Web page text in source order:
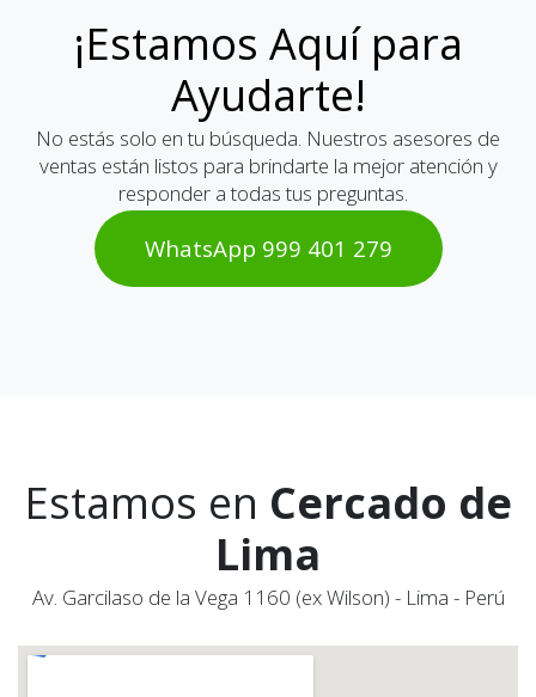
¡Estamos Aquí para
Ayudarte!
No estás solo en tu búsqueda. Nuestros asesores de
ventas están listos para brindarte la mejor atención y
responder a todas tus preguntas.
WhatsAp​​​​p 999 401 2​​79
Estamos en Cercado de
Lima
Av. Garcilaso de la Vega 1160 (ex Wilson) - Lima - Perú